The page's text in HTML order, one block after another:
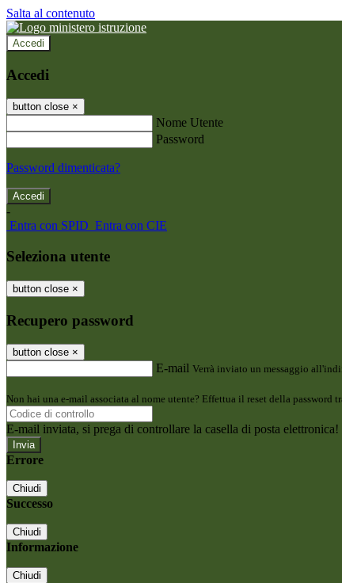
Salta al contenuto
Accedi
Accedi
button close ×
Nome Utente
Password
Password dimenticata?
-
Entra con SPID Entra con CIE
Seleziona utente
button close ×
Recupero password
button close ×
E-mail Verrà inviato un messaggio
Non hai una e-mail associata al nome utente? Effettua il reset della password
E-mail inviata, si prega di controllare la casella di posta elettronica!
Errore
Chiudi
Successo
Chiudi
Informazione
Chiudi